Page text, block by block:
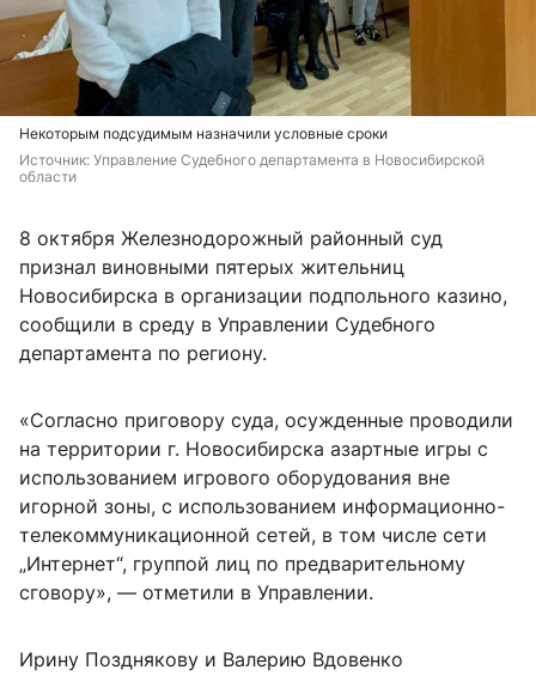
Некоторым подсудимым назначили условные сроки
Источник: Управление Судебного департамента в Новосибирской
области
8 октября Железнодорожный районный суд
признал виновными пятерых жительниц
Новосибирска в организации подпольного казино,
сообщили в среду в Управлении Судебного
департамента по региону.
«Согласно приговору суда, осужденные проводили
на территории г. Новосибирска азартные игры с
использованием игрового оборудования вне
игорной зоны, с использованием информационно-
телекоммуникационной сетей, в том числе сети
„Интернет“, группой лиц по предварительному
сговору», — отметили в Управлении.
Ирину Позднякову и Валерию Вдовенко